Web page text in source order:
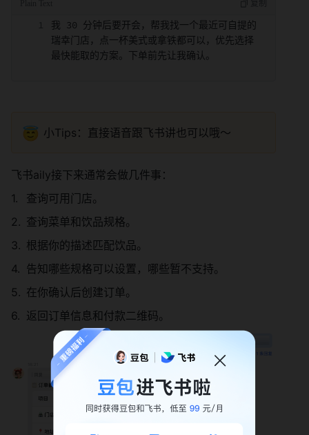
我 30 分钟后要开会，帮我找一个最近可自提的
瑞幸门店，点一杯美式或拿铁都可以，优先选择
最快能取的方案。下单前先让我确认。
😇 小Tips：直接语音跟飞书讲也可以哦～
飞书aily接下来通常会做几件事：
查询可用门店。
查询菜单和饮品规格。
根据你的描述匹配饮品。
告知哪些规格可以设置，哪些暂不支持。
在你确认后创建订单。
返回订单信息和付款二维码。